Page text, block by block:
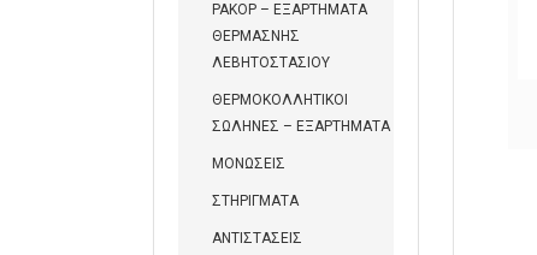
ΟΡΕΙΧΑΛΚΙΝΟ ΡΑΚΟΡ
ΑΝΟΞΕΙΔΩΤΟΥ ΣΩΛΗΝΑ
ΡΑΚΟΡ – ΕΞΑΡΤΗΜΑΤΑ
ΘΕΡΜΑΣΝΗΣ
ΛΕΒΗΤΟΣΤΑΣΙΟΥ
ΘΕΡΜΟΚΟΛΛΗΤΙΚΟΙ
ΣΩΛΗΝΕΣ – ΕΞΑΡΤΗΜΑΤΑ
ΜΟΝΩΣΕΙΣ
ΣΤΗΡΙΓΜΑΤΑ
ΑΝΤΙΣΤΑΣΕΙΣ